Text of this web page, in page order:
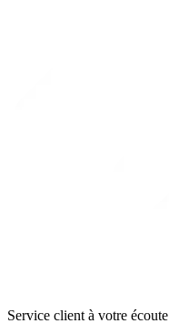
Service client à votre écoute